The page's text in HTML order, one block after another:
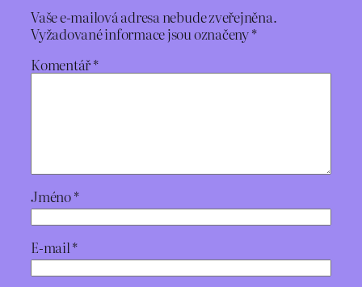
Vaše e-mailová adresa nebude zveřejněna.
Vyžadované informace jsou označeny*
Komentář*
Jméno*
E-mail*